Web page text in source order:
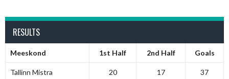
RESULTS
Meeskond 1st Half 2nd Half Goals
Tallinn Mistra 20 17 37